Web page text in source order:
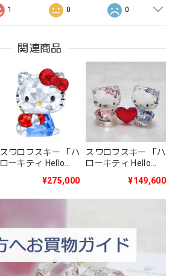
1 0 0
関連商品
スワロフスキー 「ハ
ローキティ Hello
¥275,000
スワロフスキー 「ハ
ローキティ Hello
Daniel」5428570
¥149,600